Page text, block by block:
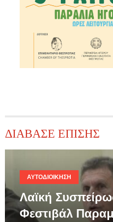
ΔΙΑΒΑΣΕ ΕΠΙΣΗΣ
ΑΥΤΟΔΙΟΊΚΗΣΗ
Λαϊκή
Φεστιβάλ